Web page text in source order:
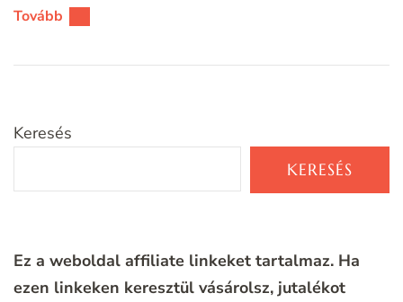
Tovább
Keresés
KERESÉS
Ez a weboldal affiliate linkeket tartalmaz. Ha
ezen linkeken keresztül vásárolsz, jutalékot